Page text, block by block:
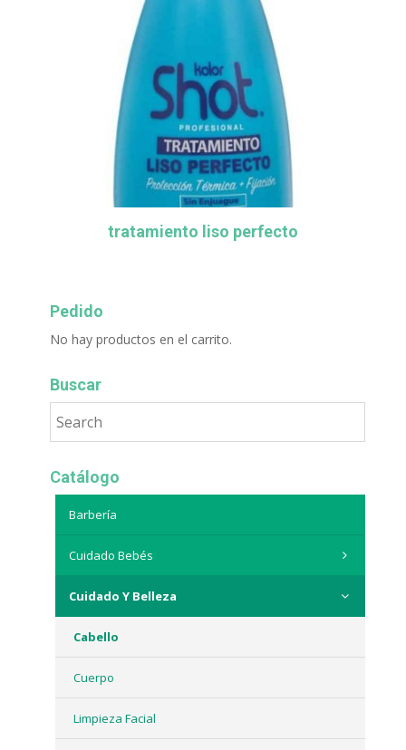
tratamiento liso perfecto
Pedido
No hay productos en el carrito.
Buscar
Catálogo
Barbería
Cuidado Bebés
Cuidado Y Belleza
Cabello
Cuerpo
Limpieza Facial